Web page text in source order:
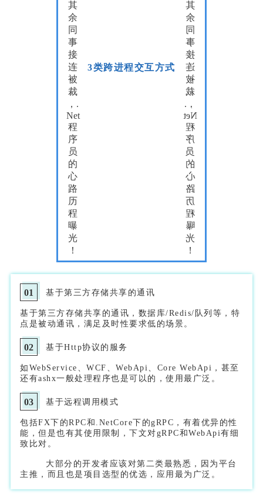
3类跨进程交互方式
01 基于第三方存储共享的通讯
基于第三方存储共享的通讯，数据库/Redis/ 队列等，特
点是被动通讯，满足及时性要求低的场景。
02 基于Http协议的服务
如WebService、WCF 、 WebApi、Core WebApi，甚至
还有ashx一般处理程序也是可以的，使用最广泛。
03 基于远程调用模式
包括FX下的RPC和 .NetCore下的gRPC ，有着优异的性
能，但是也有其使用限制，下文对gRPC和 WebApi有细
致比对。
大部分的开发者应该对第二类最熟悉，因为平台
主推，而且也是项目选型的优选，应用最为广泛。